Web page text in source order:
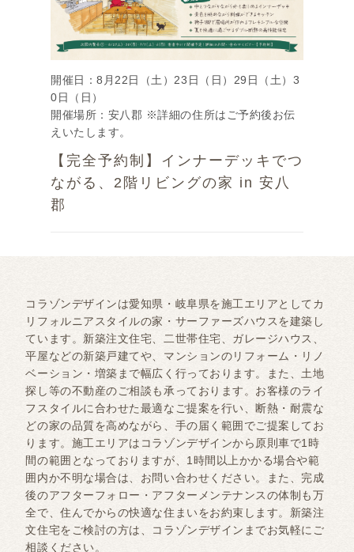
開催日：8月22日（土）23日（日）29日（土）3
0日（日）
開催場所：安八郡 ※詳細の住所はご予約後お伝
えいたします。
【完全予約制】インナーデッキでつ
ながる、2階リビングの家 in 安八
郡
コラゾンデザインは愛知県・岐阜県を施工エリアとしてカ
リフォルニアスタイルの家・サーファーズハウスを建築し
ています。新築注文住宅、二世帯住宅、ガレージハウス、
平屋などの新築戸建てや、マンションのリフォーム・リノ
ベーション・増築まで幅広く行っております。また、土地
探し等の不動産のご相談も承っております。お客様のライ
フスタイルに合わせた最適なご提案を行い、断熱・耐震な
どの家の品質を高めながら、手の届く範囲でご提案してお
ります。施工エリアはコラゾンデザインから原則車で1時
間の範囲となっておりますが、1時間以上かかる場合や範
囲内か不明な場合は、お問い合わせください。また、完成
後のアフターフォロー・アフターメンテナンスの体制も万
全で、住んでからの快適な住まいをお約束します。新築注
文住宅をご検討の方は、コラゾンデザインまでお気軽にご
相談ください。